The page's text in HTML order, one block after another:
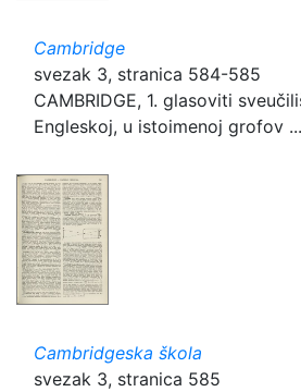
Cambridge
svezak 3, stranica 584-585
CAMBRIDGE, 1. glasoviti
Engleskoj, u istoimenoj grofov ...
Cambridgeska škola
svezak 3, stranica 585